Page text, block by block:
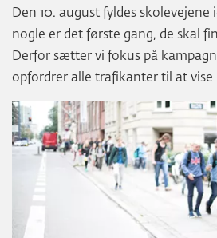
Den 10. august fyldes skolevejene
nogle er det første gang, de skal
Derfor sætter vi fokus på
opfordrer alle trafikanter til at vise